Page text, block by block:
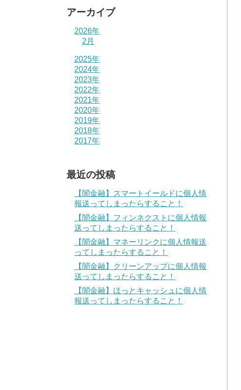
アーカイブ
2026年
2月
2025年
2024年
2023年
2022年
2021年
2020年
2019年
2018年
2017年
最近の投稿
【闇金融】スマートイールドに個人情
報送ってしまったらすること！
【闇金融】フィンネクストに個人情報
送ってしまったらすること！
【闇金融】マネーリンクに個人情報送
ってしまったらすること！
【闇金融】クリーンアップに個人情報
送ってしまったらすること！
【闇金融】ほっとキャッシュに個人情
報送ってしまったらすること！